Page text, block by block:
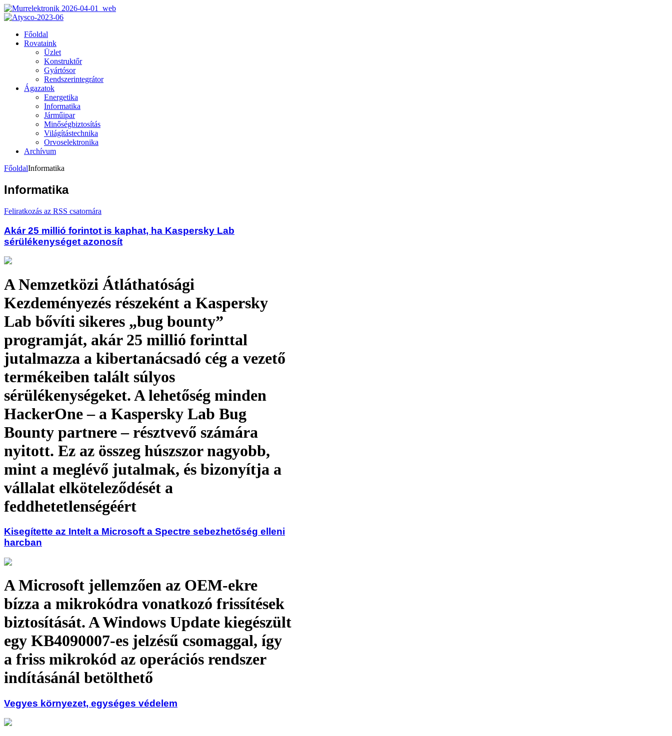
Főoldal
Rovataink
Üzlet
Konstruktőr
Gyártósor
Rendszerintegrátor
Ágazatok
Energetika
Informatika
Járműipar
Minőségbiztosítás
Világítástechnika
Orvoselektronika
Archívum
FőoldalInformatika
Informatika
Feliratkozás az RSS csatornára
Akár 25 millió forintot is kaphat, ha Kaspersky Lab
sérülékenységet azonosít
A Nemzetközi Átláthatósági
Kezdeményezés részeként a Kaspersky
Lab bővíti sikeres „bug bounty”
programját, akár 25 millió forinttal
jutalmazza a kibertanácsadó cég a vezető
termékeiben talált súlyos
sérülékenységeket. A lehetőség minden
HackerOne – a Kaspersky Lab Bug
Bounty partnere – résztvevő számára
nyitott. Ez az összeg húszszor nagyobb,
mint a meglévő jutalmak, és bizonyítja a
vállalat elköteleződését a
feddhetetlenségéért
Kisegítette az Intelt a Microsoft a Spectre sebezhetőség elleni
harcban
A Microsoft jellemzően az OEM-ekre
bízza a mikrokódra vonatkozó frissítések
biztosítását. A Windows Update kiegészült
egy KB4090007-es jelzésű csomaggal, így
a friss mikrokód az operációs rendszer
indításánál betölthető
Vegyes környezet, egységes védelem